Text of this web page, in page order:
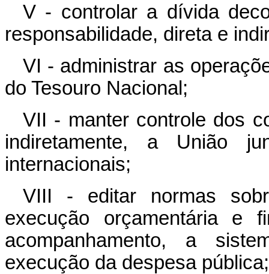
V - controlar a dívida
responsabilidade, direta e
VI - administrar as
do Tesouro Nacional;
VII - manter controle dos
indiretamente, a União
internacionais;
VIII - editar normas
execução orçamentária e
acompanhamento, a
execução da despesa pública;